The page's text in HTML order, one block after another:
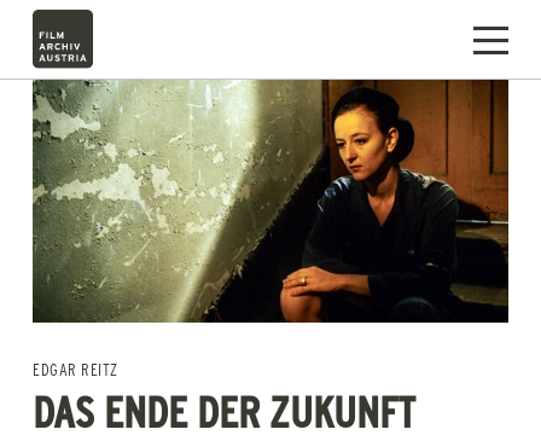
EDGAR REITZ
DAS ENDE DER ZUKUNFT